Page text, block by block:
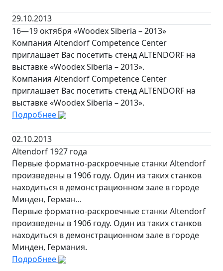
29.10.2013
16—19 октября «Woodex Siberia – 2013»
Компания Altendorf Competence Center
приглашает Вас посетить стенд ALTENDORF на
выставке «Woodex Siberia – 2013».
Компания Altendorf Competence Center
приглашает Вас посетить стенд ALTENDORF на
выставке «Woodex Siberia – 2013».
Подробнее
02.10.2013
Altendorf 1927 года
Первые форматно-раскроечные станки Altendorf
произведены в 1906 году. Один из таких станков
находиться в демонстрационном зале в городе
Минден, Герман...
Первые форматно-раскроечные станки Altendorf
произведены в 1906 году. Один из таких станков
находиться в демонстрационном зале в городе
Минден, Германия.
Подробнее